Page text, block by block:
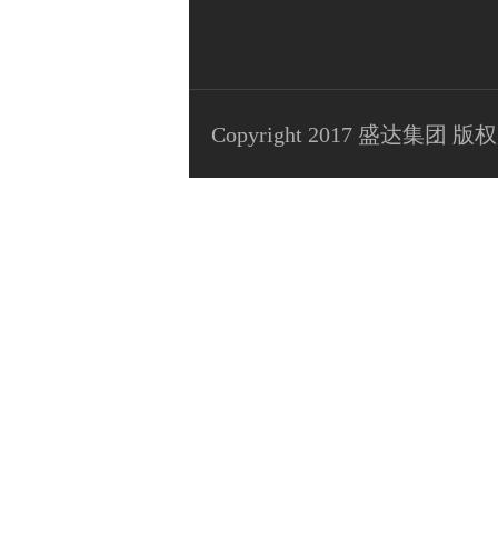
Copyright 2017 盛达集团 版